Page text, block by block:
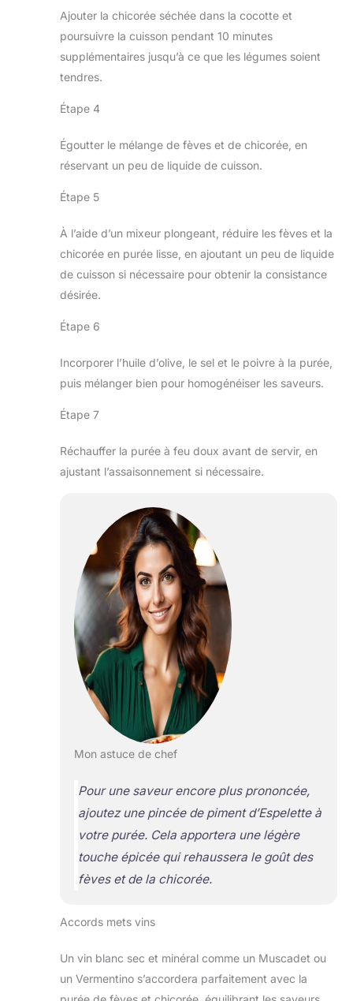
Ajouter la chicorée séchée dans la cocotte et
poursuivre la cuisson pendant 10 minutes
supplémentaires jusqu’à ce que les légumes soient
tendres.
Étape 4
Égoutter le mélange de fèves et de chicorée, en
réservant un peu de liquide de cuisson.
Étape 5
À l’aide d’un mixeur plongeant, réduire les fèves et la
chicorée en purée lisse, en ajoutant un peu de liquide
de cuisson si nécessaire pour obtenir la consistance
désirée.
Étape 6
Incorporer l’huile d’olive, le sel et le poivre à la purée,
puis mélanger bien pour homogénéiser les saveurs.
Étape 7
Réchauffer la purée à feu doux avant de servir, en
ajustant l’assaisonnement si nécessaire.
Mon astuce de chef
Pour une saveur encore plus prononcée,
ajoutez une pincée de piment d’Espelette à
votre purée. Cela apportera une légère
touche épicée qui rehaussera le goût des
fèves et de la chicorée.
Accords mets vins
Un vin blanc sec et minéral comme un Muscadet ou
un Vermentino s’accordera parfaitement avec la